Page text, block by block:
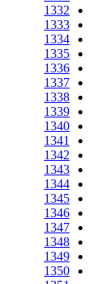
1332
1333
1334
1335
1336
1337
1338
1339
1340
1341
1342
1343
1344
1345
1346
1347
1348
1349
1350